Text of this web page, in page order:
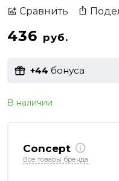
Сравнить
436 руб.
+44 бонуса
В наличии
Concept
Все товары бренда